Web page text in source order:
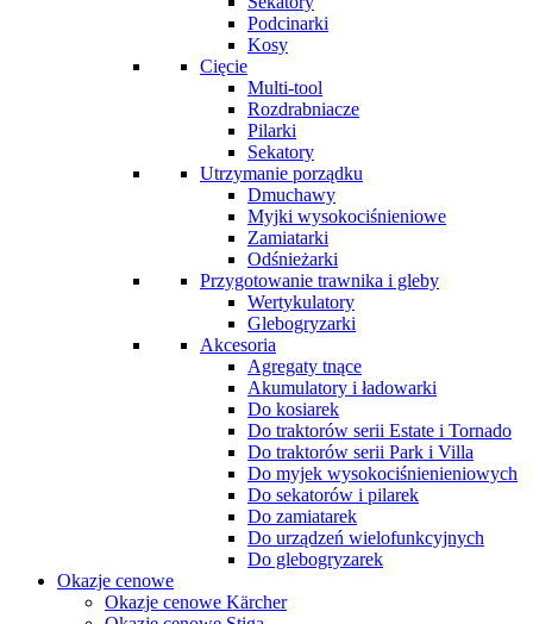
Podcinarki
Kosy
Cięcie
Multi-tool
Rozdrabniacze
Pilarki
Sekatory
Utrzymanie porządku
Dmuchawy
Myjki wysokociśnieniowe
Zamiatarki
Odśnieżarki
Przygotowanie trawnika i gleby
Wertykulatory
Glebogryzarki
Akcesoria
Agregaty tnące
Akumulatory i ładowarki
Do kosiarek
Do traktorów serii Estate i Tornado
Do traktorów serii Park i Villa
Do myjek wysokociśnienieniowych
Do sekatorów i pilarek
Do zamiatarek
Do urządzeń wielofunkcyjnych
Do glebogryzarek
Okazje cenowe
Okazje cenowe Kärcher